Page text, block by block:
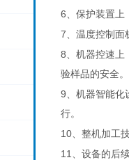
6、保护装置上
7、温度控制面
8、机器控速上
验样品的安全。
9、机器智能化
行。
10、整机加工
11 、设备的后